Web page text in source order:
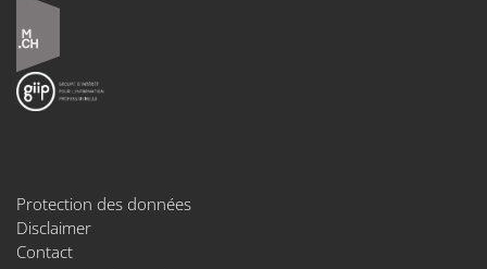
Protection des données
Disclaimer
Contact